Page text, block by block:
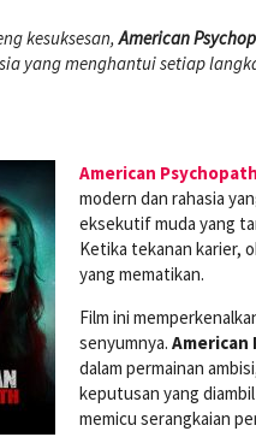
kesuksesan,American
yang menghantui setiap
American Psychopath
modern dan rahasia
eksekutif muda yang
Ketika tekanan karier,
yang mematikan.
Film ini
senyumnya. American
dalam permainan
keputusan yang
memicu serangkaian